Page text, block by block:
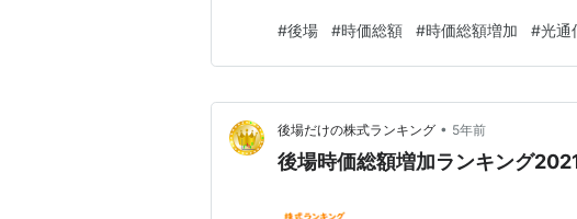
32.9億円増加 時価総額3,000億円までの
#後場 #時価総額 #時価総額増加 #光通
後場だけの株式ランキング • 5年前
後場時価総額増加ランキング